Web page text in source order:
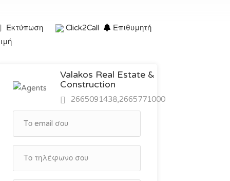
Εκτύπωση Click2Call
Επιθυμητή
Valakos Real Estate &
Construction
2665091438,2665771000